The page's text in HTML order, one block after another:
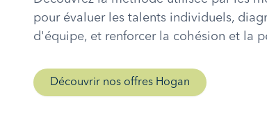
pour évaluer les talents individuels,
d'équipe, et renforcer la cohésion et la
Découvrir nos offres Hogan